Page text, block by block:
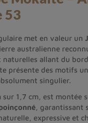
53
met en valeur un
australienne
naturelles allant du
présente des motifs
singulier.
1,7 cm, est montée
,
expressive et